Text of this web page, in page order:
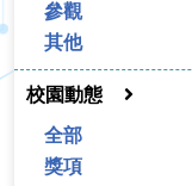
參觀
其他
校園動態
全部
獎項